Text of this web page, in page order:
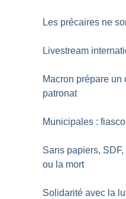
Les précaires ne
Livestream
Macron prépare
patronat
Municipales :
Sans papiers,
ou la mort
Solidarité avec la